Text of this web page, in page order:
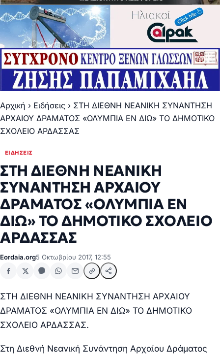
Αρχική › Ειδήσεις › ΣΤΗ ΔΙΕΘΝΗ ΝΕΑΝΙΚΗ ΣΥΝΑΝΤΗΣΗ
ΑΡΧΑΙΟΥ ΔΡΑΜΑΤΟΣ «ΟΛΥΜΠΙΑ ΕΝ ΔΙΩ» ΤΟ ΔΗΜΟΤΙΚΟ
ΣΧOΛEIO AΡΔΑΣΣΑΣ
ΕΙΔΉΣΕΙΣ
ΣΤΗ ΔΙΕΘΝΗ ΝΕΑΝΙΚΗ
ΣΥΝΑΝΤΗΣΗ ΑΡΧΑΙΟΥ
ΔΡΑΜΑΤΟΣ «ΟΛΥΜΠΙΑ ΕΝ
ΔΙΩ» ΤΟ ΔΗΜΟΤΙΚΟ ΣΧOΛEIO
AΡΔΑΣΣΑΣ
Eordaia.org5 Οκτωβρίου 2017, 12:55
ΣΤΗ ΔΙΕΘΝΗ ΝΕΑΝΙΚΗ ΣΥΝΑΝΤΗΣΗ ΑΡΧΑΙΟΥ
ΔΡΑΜΑΤΟΣ «ΟΛΥΜΠΙΑ ΕΝ ΔΙΩ» ΤΟ ΔΗΜΟΤΙΚΟ
ΣΧOΛEIO AΡΔΑΣΣΑΣ.
Στη Διεθνή Νεανική Συνάντηση Αρχαίου Δράματος